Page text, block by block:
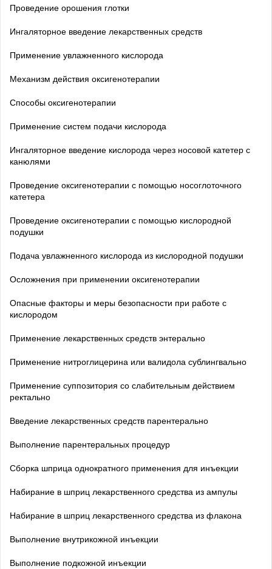
Проведение орошения глотки
Ингаляторное введение лекарственных средств
Применение увлажненного кислорода
Механизм действия оксигенотерапии
Способы оксигенотерапии
Применение систем подачи кислорода
Ингаляторное введение кислорода через носовой катетер с
канюлями
Проведение оксигенотерапии с помощью носоглоточного
катетера
Проведение оксигенотерапии с помощью кислородной
подушки
Подача увлажненного кислорода из кислородной подушки
Осложнения при применении оксигенотерапии
Опасные факторы и меры безопасности при работе с
кислородом
Применение лекарственных средств энтерально
Применение нитроглицерина или валидола сублингвально
Применение суппозитория со слабительным действием
ректально
Введение лекарственных средств парентерально
Выполнение парентеральных процедур
Сборка шприца однократного применения для инъекции
Набирание в шприц лекарственного средства из ампулы
Набирание в шприц лекарственного средства из флакона
Выполнение внутрикожной инъекции
Выполнение подкожной инъекции